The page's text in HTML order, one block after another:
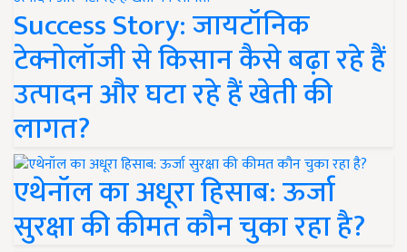
Success Story: जायटॉनिक
टेक्नोलॉजी से किसान कैसे बढ़ा रहे हैं
उत्पादन और घटा रहे हैं खेती की
लागत?
एथेनॉल का अधूरा हिसाब: ऊर्जा
सुरक्षा की कीमत कौन चुका रहा है?